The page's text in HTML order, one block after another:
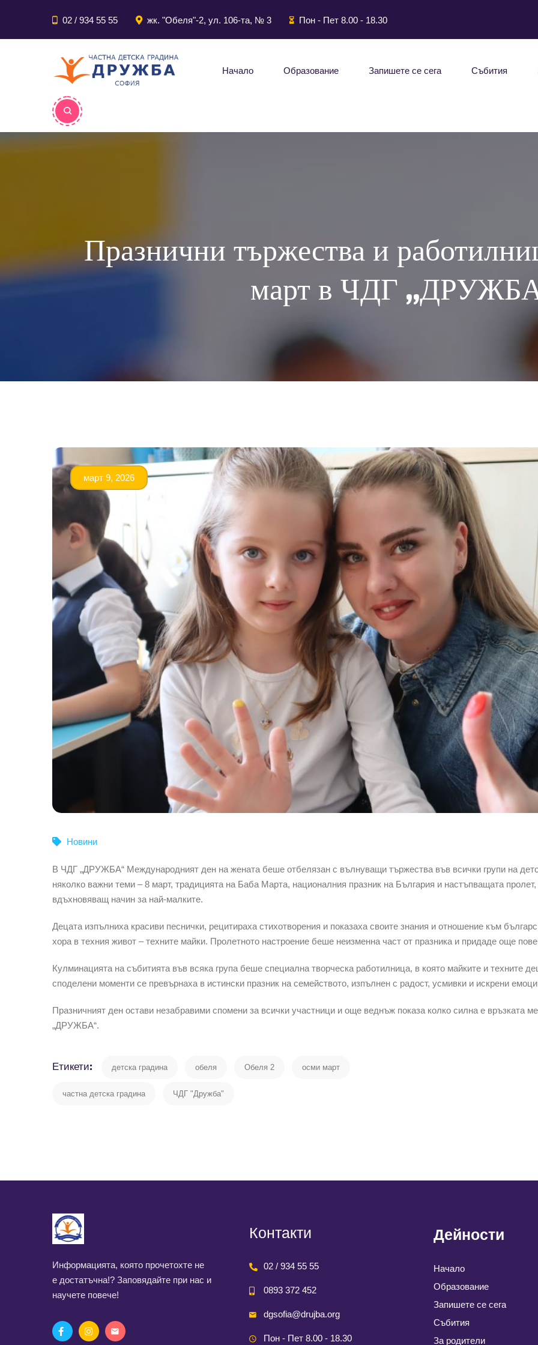
02 / 934 55 55 жк. "Обеля"-2, ул. 106-та, № 3 Пон - Пет 8.00 - 18.30
Начало Образование Запишете се сега Събития
Празнични тържества и
март в ЧДГ
март 9, 2026
Новини
В ЧДГ „ДРУЖБА“ Международният ден на жената беше отбелязан с вълнуващи тържества във всички групи на
няколко важни теми – 8 март, традицията на Баба Марта, националния празник на България и настъпващата
вдъхновяващ начин за най-малките.
Децата изпълниха красиви песнички, рецитираха стихотворения и показаха своите знания и отношение към
хора в техния живот – техните майки. Пролетното настроение беше неизменна част от празника и придаде още
Кулминацията на събитията във всяка група беше специална творческа работилница, в която майките и техните
споделени моменти се превърнаха в истински празник на семейството, изпълнен с радост, усмивки и искрени
Празничният ден остави незабравими спомени за всички участници и още веднъж показа колко силна е връзката
„ДРУЖБА“.
Етикети: детска градина обеля Обеля 2 осми март
частна детска градина ЧДГ "Дружба"
Информацията, която прочетохте не
е достатъчна!? Заповядайте при нас и
научете повече!
Контакти
02 / 934 55 55
0893 372 452
dgsofia@drujba.org
Пон - Пет 8.00 - 18.30
Дейности
Начало
Образование
Запишете се сега
Събития
За родители